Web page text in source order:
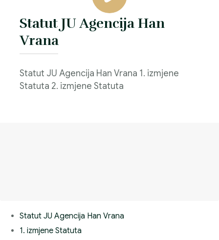
Statut JU Agencija Han
Vrana
Statut JU Agencija Han Vrana 1. izmjene
Statuta 2. izmjene Statuta
Statut JU Agencija Han Vrana
1. izmjene Statuta